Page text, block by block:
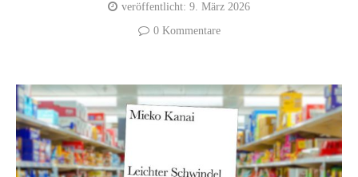
veröffentlicht: 9. März 2026
0 Kommentare